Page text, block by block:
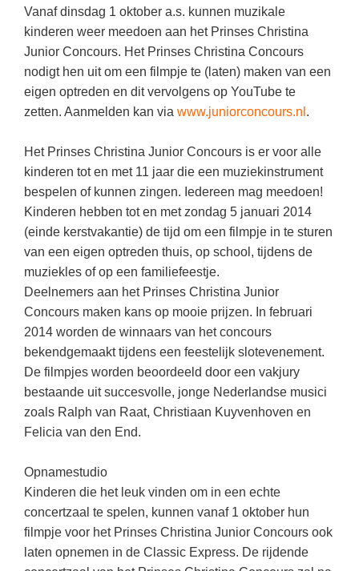
Digitaal onderwijs
Cito toets
Eindexamens
iPad scholen
Augustus 2026
Juli 2026
Juni 2026
Mei 2026
Lespakket ‘Circulaire Economie - van
verpakking tot nieuwe grondstof’
Gastles Zeebenen in de klas
Cursus Leer het heelal begrijpen
hulpmiddelen voor science-docenten en
TOA's
DGM in de klas
Frans(31)
Techniek(28)
Open vacature
Engels(24)
Lichamelijke opvoeding(19)
Economie(17)
VACATURES PER PLAATS
Amsterdam
Rotterdam(64)
Almere(49)
Utrecht(45)
Den Haag(40)
Dordrecht (35)
Zoetermeer(18)
Alkmaar(16)
Haarlem(16)
Kerst kleurplaten
PUZZELS
Woordpuzzels
Kruiswoordpuzzels
Raadsels
Rebussen
Biologie
Burgerschap
Ckv
Duits
Economie
Engels
Frans
Fries (Frysk)
Geschiedenis
Handelswetenschappen
Informatica
Klassieke Talen
Letterkunde
Levensbeschouwing
Maatschappijleer
Muziek
Natuurkunde
Nederlands
Boek: Kleine werelden van het zonnestelsel
Leren met klassieke muziek
Lasergraaf
Onderwijs opleidingen
Gratis lesmateriaal Dove self-esteem
Ontdek Memo voor de onderbouw zelf!
Maak uw leerlingen mediawijs!
Rekentuin: altijd en overal rekenen oefenen
op je eigen niveau
Taalzee: adaptief oefenen en toetsen
Theater als middel voor het aanleren van
sociale vaardigheden
Lesmateriaal gebaseerd op
(hersen)onderzoek
Meesterbaan onderwijsvacatures
LEERMETHODEN
Biologie
Examentraining
Frans
Geschiedenis
Vanaf dinsdag 1 oktober a.s. kunnen muzikale
kinderen weer meedoen aan het Prinses Christina
Junior Concours. Het Prinses Christina Concours
nodigt hen uit om een filmpje te (laten) maken van een
eigen optreden en dit vervolgens op YouTube te
zetten. Aanmelden kan via www.juniorconcours.nl .
Het Prinses Christina Junior Concours is er voor alle
kinderen tot en met 11 jaar die een muziekinstrument
bespelen of kunnen zingen. Iedereen mag meedoen!
Kinderen hebben tot en met zondag 5 januari 2014
(einde kerstvakantie) de tijd om een filmpje in te sturen
van een eigen optreden thuis, op school, tijdens de
muziekles of op een familiefeestje.
Deelnemers aan het Prinses Christina Junior
Concours maken kans op mooie prijzen. In februari
2014 worden de winnaars van het concours
bekendgemaakt tijdens een feestelijk slotevenement.
De filmpjes worden beoordeeld door een vakjury
bestaande uit succesvolle, jonge Nederlandse musici
zoals Ralph van Raat, Christiaan Kuyvenhoven en
Felicia van den End.
Opnamestudio
Kinderen die het leuk vinden om in een echte
concertzaal te spelen, kunnen vanaf 1 oktober hun
filmpje voor het Prinses Christina Junior Concours ook
laten opnemen in de Classic Express. De rijdende